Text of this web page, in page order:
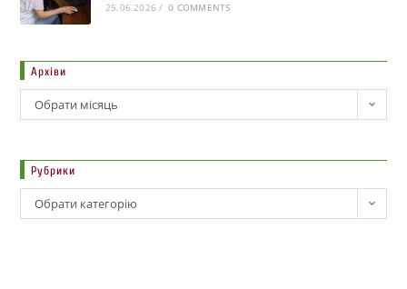
25.06.2026 / 0 COMMENTS
Архіви
Обрати місяць
Рубрики
Обрати категорію